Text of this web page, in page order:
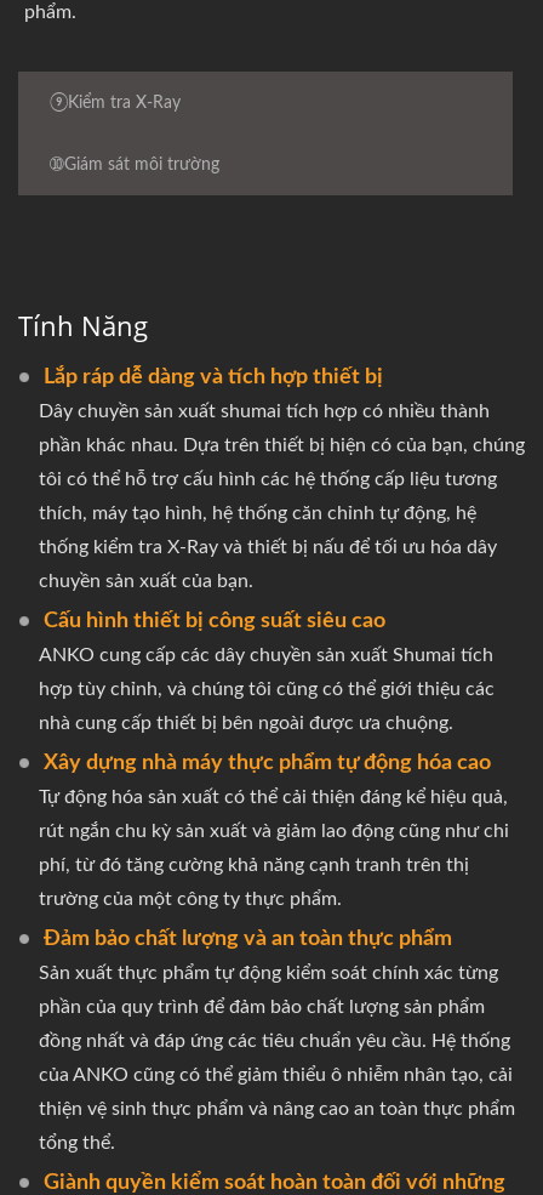
phẩm.
⑨Kiểm tra X-Ray
➉Giám sát môi trường
Tính Năng
Lắp ráp dễ dàng và tích hợp thiết bị
Dây chuyền sản xuất shumai tích hợp có nhiều thành
phần khác nhau. Dựa trên thiết bị hiện có của bạn, chúng
tôi có thể hỗ trợ cấu hình các hệ thống cấp liệu tương
thích, máy tạo hình, hệ thống căn chỉnh tự động, hệ
thống kiểm tra X-Ray và thiết bị nấu để tối ưu hóa dây
chuyền sản xuất của bạn.
Cấu hình thiết bị công suất siêu cao
ANKO cung cấp các dây chuyền sản xuất Shumai tích
hợp tùy chỉnh, và chúng tôi cũng có thể giới thiệu các
nhà cung cấp thiết bị bên ngoài được ưa chuộng.
Xây dựng nhà máy thực phẩm tự động hóa cao
Tự động hóa sản xuất có thể cải thiện đáng kể hiệu quả,
rút ngắn chu kỳ sản xuất và giảm lao động cũng như chi
phí, từ đó tăng cường khả năng cạnh tranh trên thị
trường của một công ty thực phẩm.
Đảm bảo chất lượng và an toàn thực phẩm
Sản xuất thực phẩm tự động kiểm soát chính xác từng
phần của quy trình để đảm bảo chất lượng sản phẩm
đồng nhất và đáp ứng các tiêu chuẩn yêu cầu. Hệ thống
của ANKO cũng có thể giảm thiểu ô nhiễm nhân tạo, cải
thiện vệ sinh thực phẩm và nâng cao an toàn thực phẩm
tổng thể.
Giành quyền kiểm soát hoàn toàn đối với những